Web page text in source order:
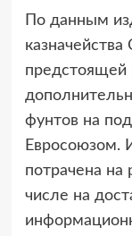
По данным
предстоящей
фунтов на
Евросоюзом.
потрачена
числе на